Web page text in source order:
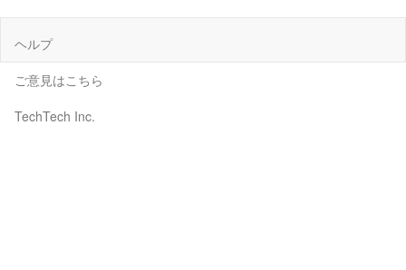
ヘルプ
ご意見はこちら
TechTech Inc.